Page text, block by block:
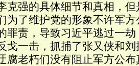
克强的具体细节和真相，
为了维护党的形象不许军
罪责，导致习近平逃过一
戈一击，抓捕了张又侠和
腐老朽们没有阻止军方公